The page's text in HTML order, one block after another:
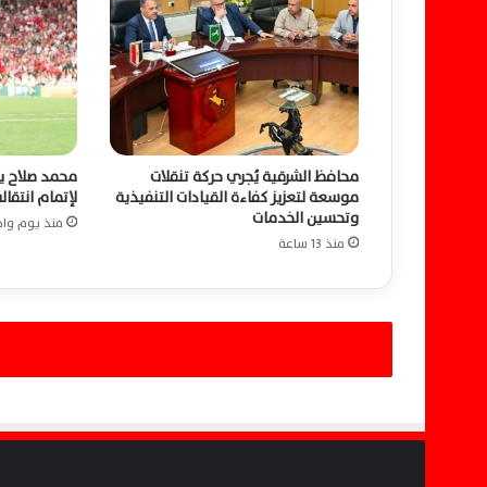
ت
:
ا
ل
ش
ع
ب
س
ي
د
ق
ا
ر
ي
ن
محافظ الشرقية يُجري حركة تنقلات
موسعة لتعزيز كفاءة القيادات التنفيذية
وتحسين الخدمات
منذ 13 ساعة
محمد صلاح
لإتمام
منذ يوم